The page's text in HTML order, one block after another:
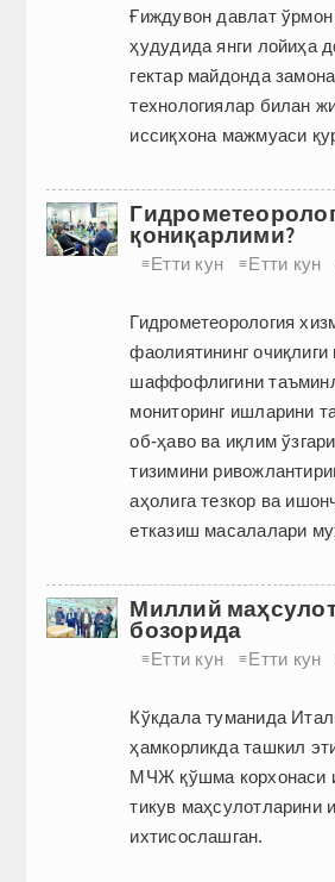
Ғиждувон давлат
ҳудудида янги лойиҳа
гектар майдонда
технологиялар билан
иссиқхона мажмуаси
қониқарлими?
≡Етти кун ≡Етти кун
Гидрометеорология
фаолиятининг очиқлиги
шаффофлигини
мониторинг ишларини
об-ҳаво ва иқлим
тизимини
аҳолига тезкор ва
етказиш масалалари
Миллий
бозорида
≡Етти кун ≡Етти кун
Кўкдала туманида
ҳамкорликда ташкил
МЧЖ қўшма корхонаси
тикув маҳсулотларини
ихтисослашган.